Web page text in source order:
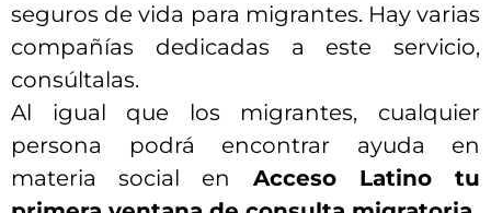
seguros de vida para migrantes. Hay varias
compañías dedicadas a este servicio,
consúltalas.
Al igual que los migrantes, cualquier
persona podrá encontrar ayuda en
materia social en Acceso Latino tu